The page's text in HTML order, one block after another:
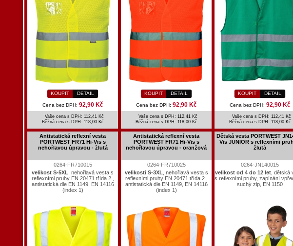
KOUPIT DETAIL
Cena bez DPH: 92,90 Kč
Vaše cena s DPH: 112,41 Kč
Běžná cena s DPH: 118,00 Kč
KOUPIT DETAIL
Cena bez DPH: 92,90 Kč
Vaše cena s DPH: 112,41 Kč
Běžná cena s DPH: 118,00 Kč
KOUPIT DETAIL
Cena bez DPH: 92,90 Kč
Vaše cena s DPH: 112,41 Kč
Běžná cena s DPH: 118,00 Kč
Antistatická reflexní vesta
PORTWEST FR71 Hi-Vis s
nehořlavou úpravou - žlutá
0264-FR710015
velikost S-5XL , nehořlavá vesta s
reflexními pruhy EN 20471 třída 2 ,
antistatická dle EN 1149, EN 14116
(index 1)
Antistatická reflexní vesta
PORTWEST FR71 Hi-Vis s
nehořlavou úpravou - oranžová
0264-FR710025
velikosti S-3XL , nehořlavá vesta s
reflexními pruhy EN 20471 třída 2 ,
antistatická dle EN 1149, EN 14116
(index 1)
Dětská vesta PORTWEST
Vis JUNIOR s reflexními
žlutá
0264-JN140015
velikost od 4 do 12 let , dětská
s reflexními pruhy, zapínání
suchý zip, EN 1150